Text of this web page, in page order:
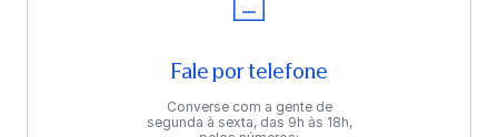
Fale por telefone
Converse com a gente de
segunda à sexta, das 9h às 18h,